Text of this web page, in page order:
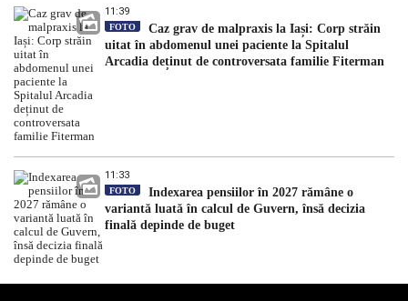
11:39
FOTO
Caz grav de malpraxis la Iași: Corp străin
uitat în abdomenul unei paciente la Spitalul
Arcadia deținut de controversata familie Fiterman
11:33
FOTO
Indexarea pensiilor în 2027 rămâne o
variantă luată în calcul de Guvern, însă decizia
finală depinde de buget